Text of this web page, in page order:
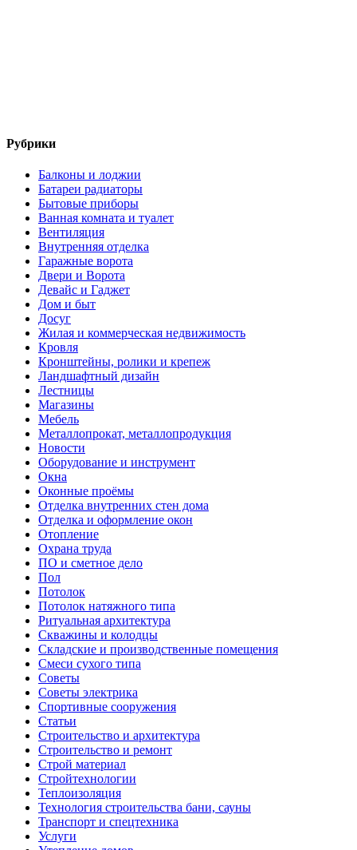
Рубрики
Балконы и лоджии
Батареи радиаторы‎
Бытовые приборы
Ванная комната и туалет
Вентиляция
Внутренняя отделка
Гаражные ворота
Двери и Ворота
Девайс и Гаджет
Дом и быт
Досуг
Жилая и коммерческая недвижимость
Кровля
Кронштейны, ролики и крепеж
Ландшафтный дизайн
Лестницы
Магазины
Мебель
Металлопрокат, металлопродукция
Новости
Оборудование и инструмент
Окна
Оконные проёмы
Отделка внутренних стен дома
Отделка и оформление окон
Отопление
Охрана труда
ПО и сметное дело
Пол
Потолок
Потолок натяжного типа
Ритуальная архитектура
Скважины и колодцы
Складские и производственные помещения
Смеси сухого типа
Советы
Советы электрика
Спортивные сооружения
Статьи
Строительство и архитектура
Строительство и ремонт
Строй материал
Стройтехнологии
Теплоизоляция
Технология строительства бани, сауны
Транспорт и спецтехника
Услуги